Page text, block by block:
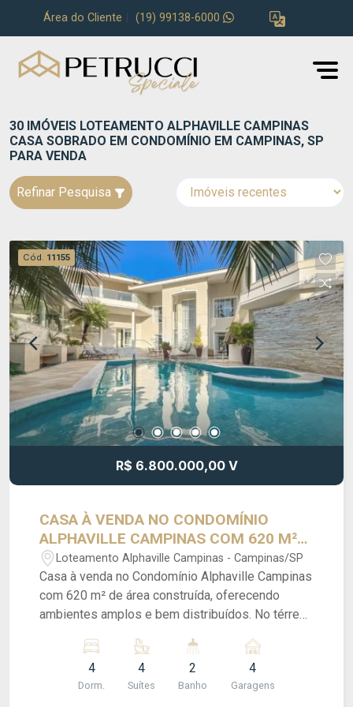
Área do Cliente (19) 99138-6000
30 IMÓVEIS LOTEAMENTO ALPHAVILLE CAMPINAS
CASA SOBRADO EM CONDOMÍNIO EM CAMPINAS, SP
PARA VENDA
Refinar Pesquisa
Cód. 11155
R$ 6.800.000,00 V
CASA À VENDA NO CONDOMÍNIO
ALPHAVILLE CAMPINAS COM 620 M²
DE ÁREA CONSTRUÍDA
Loteamento Alphaville Campinas - Campinas/SP
Casa à venda no Condomínio Alphaville Campinas
com 620 m² de área construída, oferecendo
ambientes amplos e bem distribuídos. No térreo,
direito alto, lavabo, home theater, suíte para
hóspedes, cozinha planejada, sala de almoço,
despensa e quarto de serviço. No piso superior,
4
Dorm.
4
Suítes
2
Banho
4
Garagens